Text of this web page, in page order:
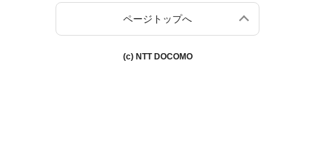
ページトップへ
(c) NTT DOCOMO